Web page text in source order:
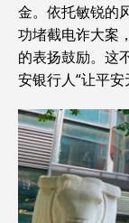
金。依托敏锐的
功堵截电诈大案
的表扬鼓励。这
安银行人“让平安